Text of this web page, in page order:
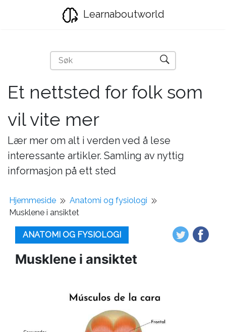
Learnaboutworld
Et nettsted for folk som
vil vite mer
Lær mer om alt i verden ved å lese
interessante artikler. Samling av nyttig
informasjon på ett sted
Hjemmeside
Anatomi og fysiologi
Musklene i ansiktet
ANATOMI OG FYSIOLOGI
Musklene i ansiktet